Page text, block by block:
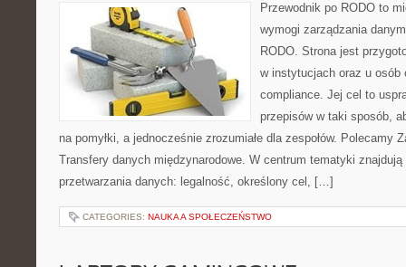
Przewodnik po RODO to
wymogi zarządzania
RODO. Strona jest
w instytucjach oraz u osób
compliance. Jej cel to
przepisów w taki sposób,
na pomyłki, a jednocześnie zrozumiałe dla zespołów. Polecamy
Transfery danych międzynarodowe. W centrum tematyki znajdują
przetwarzania danych: legalność, określony cel, […]
CATEGORIES: NAUKA A SPOŁECZEŃSTWO